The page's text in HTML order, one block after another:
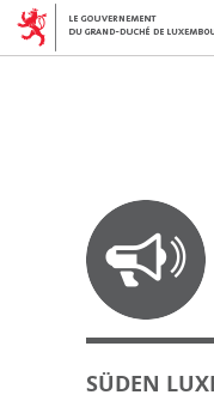
SÜDEN